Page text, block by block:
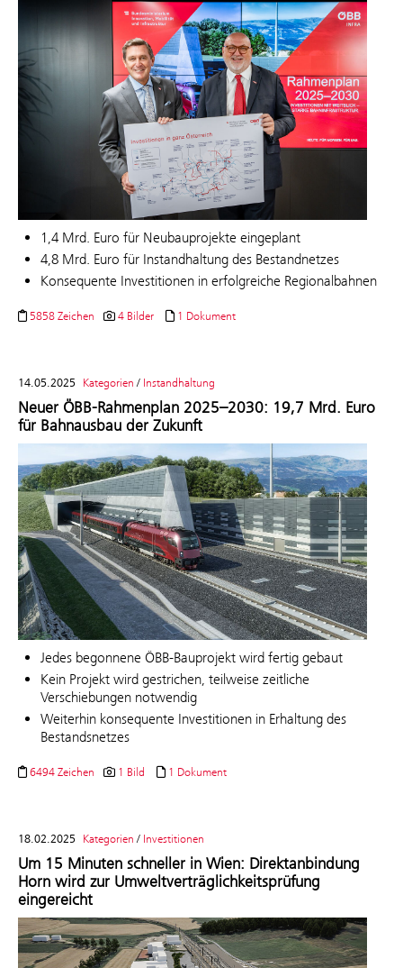
1,4 Mrd. Euro für Neubauprojekte eingeplant
4,8 Mrd. Euro für Instandhaltung des Bestandnetzes
Konsequente Investitionen in erfolgreiche Regionalbahnen
5858 Zeichen 4 Bilder 1 Dokument
14.05.2025 Kategorien / Instandhaltung
Neuer ÖBB-Rahmenplan 2025–2030: 19,7 Mrd. Euro
für Bahnausbau der Zukunft
Jedes begonnene ÖBB-Bauprojekt wird fertig gebaut
Kein Projekt wird gestrichen, teilweise zeitliche
Verschiebungen notwendig
Weiterhin konsequente Investitionen in Erhaltung des
Bestandsnetzes
6494 Zeichen 1 Bild 1 Dokument
18.02.2025 Kategorien / Investitionen
Um 15 Minuten schneller in Wien: Direktanbindung
Horn wird zur Umweltverträglichkeitsprüfung
eingereicht